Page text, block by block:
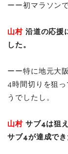
ーー初マラソン
山村沿道の応援
した。
ーー特に地元大
4時間切りを狙
うでしたし。
山村サブ4は狙
サブ4が達成でき